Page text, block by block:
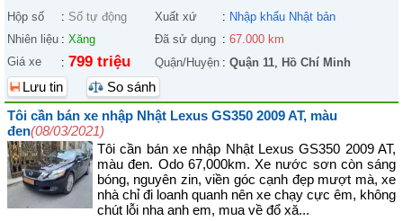
Hộp số : Số tự động Xuất xứ : Nhập khẩu Nhật bản
Nhiên liệu : Xăng Đã sử dụng : 67.000 km
Giá xe
: 799 triệu Quận/Huyện : Quận 11, Hồ Chí Minh
Lưu tin
So sánh
Tôi cần bán xe nhập Nhật Lexus GS350 2009 AT, màu
đen(08/03/2021)
Tôi cần bán xe nhập Nhật Lexus GS350 2009 AT,
màu đen. Odo 67,000km. Xe nước sơn còn sáng
bóng, nguyên zin, viền góc cạnh đẹp mượt mà, xe
nhà chỉ đi loanh quanh nên xe chạy cực êm, không
chút lỗi nha anh em, mua về đổ xă...